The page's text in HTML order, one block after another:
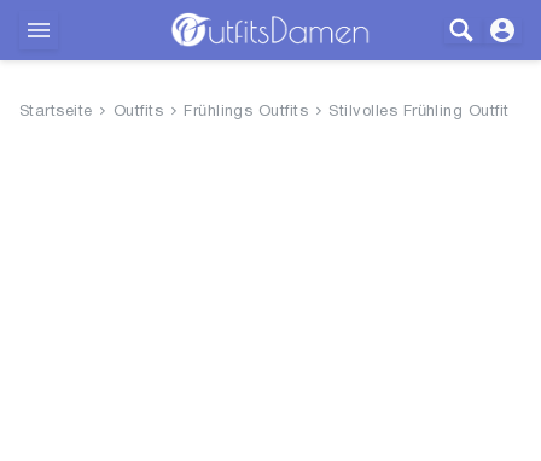
Startseite Outfits Frühlings Outfits Stilvolles Frühling Outfit